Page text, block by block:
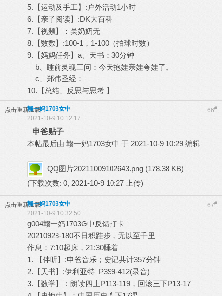
5.【运动及手工】:户外活动1小时
6.【亲子阅读】:DK大百科
7.【视频】：吴奶奶无
8.【数数】:100-1，1-100（拍球时数）
9.【妈妈任务】a、天书：30分钟
b、睡前灵魂三问：今天抱娃亲娃夸娃了。
c、郑伟圣经：
10.【总结、反思与思考 】
点击重新加载 66#
赣一妈1703女中
2021-10-9 10:12:17
申爸贴子
本帖最后由 赣一妈1703女中 于 2021-10-9 10:29 编辑
QQ图片20211009102643.png (178.38 KB)
(下载次数: 0, 2021-10-9 10:27 上传)
点击重新加载 67#
赣一妈1703女中
2021-10-9 10:32:50
g004赣一妈1703G中反馈打卡
20210923-180不日积跬步，无以至千里
作息：7:10起床，21:30睡着
1. 【伴听】:申爸音乐；史记共计357分钟
2.【天书】:伊利亚特 P399-412(录音)
3.【数学】：朗读四上P113-119，回滚三下P13-17